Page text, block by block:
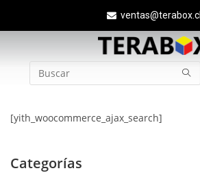
ventas@terabox.cl
[yith_woocommerce_ajax_search]
Categorías